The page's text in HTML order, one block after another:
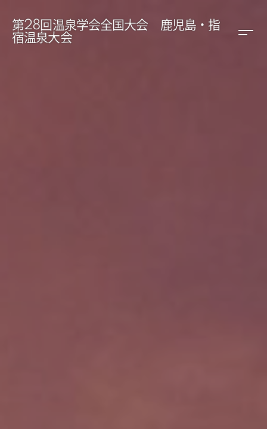
第28回温泉学会全国大会 鹿児島・指
宿温泉大会